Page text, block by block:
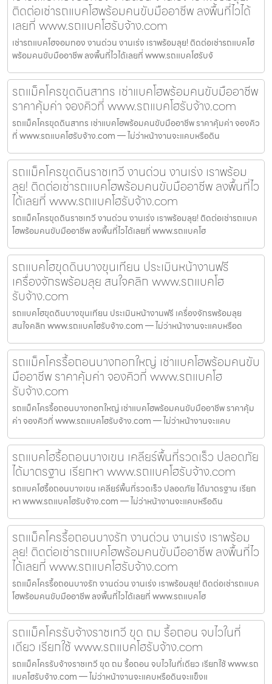
ติดต่อเช่ารถแบคโฮพร้อมคนขับมืออาชีพ ลงพื้นที่ไวได้
เลยที่ www.รถแบคโฮรับจ้าง.com
เช่ารถแบคโฮจอมทอง งานด่วน งานเร่ง เราพร้อมลุย! ติดต่อเช่ารถแบคโฮ
พร้อมคนขับมืออาชีพ ลงพื้นที่ไวได้เลยที่ www.รถแบคโฮรับจ้
รถแม็คโครขุดดินสาทร เช่าแบคโฮพร้อมคนขับมืออาชีพ
ราคาคุ้มค่า จองคิวที่ www.รถแบคโฮรับจ้าง.com
รถแม็คโครขุดดินสาทร เช่าแบคโฮพร้อมคนขับมืออาชีพ ราคาคุ้มค่า จองคิว
ที่ www.รถแบคโฮรับจ้าง.com — ไม่ว่าหน้างานจะแคบหรือดิน
รถแม็คโครขุดดินราชเทวี งานด่วน งานเร่ง เราพร้อม
ลุย! ติดต่อเช่ารถแบคโฮพร้อมคนขับมืออาชีพ ลงพื้นที่ไว
ได้เลยที่ www.รถแบคโฮรับจ้าง.com
รถแม็คโครขุดดินราชเทวี งานด่วน งานเร่ง เราพร้อมลุย! ติดต่อเช่ารถแบค
โฮพร้อมคนขับมืออาชีพ ลงพื้นที่ไวได้เลยที่ www.รถแบคโฮ
รถแบคโฮขุดดินบางขุนเทียน ประเมินหน้างานฟรี
เครื่องจักรพร้อมลุย สนใจคลิก www.รถแบคโฮ
รับจ้าง.com
รถแบคโฮขุดดินบางขุนเทียน ประเมินหน้างานฟรี เครื่องจักรพร้อมลุย
สนใจคลิก www.รถแบคโฮรับจ้าง.com — ไม่ว่าหน้างานจะแคบหรือด
รถแม็คโครรื้อถอนบางกอกใหญ่ เช่าแบคโฮพร้อมคนขับ
มืออาชีพ ราคาคุ้มค่า จองคิวที่ www.รถแบคโฮ
รับจ้าง.com
รถแม็คโครรื้อถอนบางกอกใหญ่ เช่าแบคโฮพร้อมคนขับมืออาชีพ ราคาคุ้ม
ค่า จองคิวที่ www.รถแบคโฮรับจ้าง.com — ไม่ว่าหน้างานจะแคบ
รถแบคโฮรื้อถอนบางเขน เคลียร์พื้นที่รวดเร็ว ปลอดภัย
ได้มาตรฐาน เรียกหา www.รถแบคโฮรับจ้าง.com
รถแบคโฮรื้อถอนบางเขน เคลียร์พื้นที่รวดเร็ว ปลอดภัย ได้มาตรฐาน เรียก
หา www.รถแบคโฮรับจ้าง.com — ไม่ว่าหน้างานจะแคบหรือดิน
รถแม็คโครรื้อถอนบางรัก งานด่วน งานเร่ง เราพร้อม
ลุย! ติดต่อเช่ารถแบคโฮพร้อมคนขับมืออาชีพ ลงพื้นที่ไว
ได้เลยที่ www.รถแบคโฮรับจ้าง.com
รถแม็คโครรื้อถอนบางรัก งานด่วน งานเร่ง เราพร้อมลุย! ติดต่อเช่ารถแบค
โฮพร้อมคนขับมืออาชีพ ลงพื้นที่ไวได้เลยที่ www.รถแบคโฮ
รถแม็คโครรับจ้างราชเทวี ขุด ถม รื้อถอน จบไวในที่
เดียว เรียกใช้ www.รถแบคโฮรับจ้าง.com
รถแม็คโครรับจ้างราชเทวี ขุด ถม รื้อถอน จบไวในที่เดียว เรียกใช้ www.รถ
แบคโฮรับจ้าง.com — ไม่ว่าหน้างานจะแคบหรือดินจะแข็งแ